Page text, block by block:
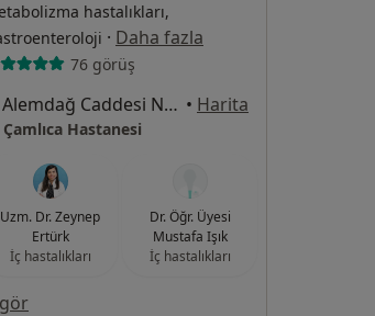
hastalıkları,
· Daha fazla
76 görüş
Bulgurlu Mahallesi Alemdağ Caddesi No:100, Üsküdar • Harita
Hastanesi
Uzm. Dr. Zeynep
Ertürk
İç hastalıkları
Dr. Öğr. Üyesi
Mustafa Işık
İç hastalıkları